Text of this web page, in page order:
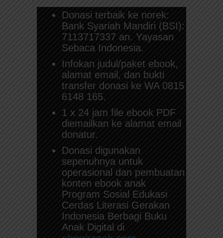
Donasi terbaik ke norek:
Bank Syariah Mandiri (BSI):
7113717337 an. Yayasan
Sebaca Indonesia.
Infokan judul/paket ebook,
alamat email, dan bukti
transfer donasi ke WA 0815
6148 165.
1 x 24 jam file ebook PDF
diemailkan ke alamat email
donatur.
Donasi digunakan
sepenuhnya untuk
operasional dan pembuatan
konten ebook anak
Program Sosial Edukasi
Cerdas Literasi Gerakan
Indonesia Berbagi Buku
Anak Digital di